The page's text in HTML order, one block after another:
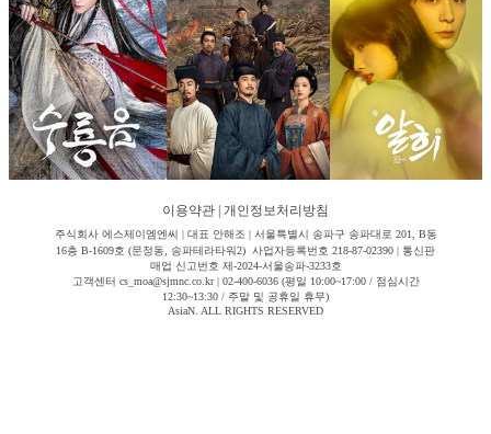
이용약관 개인정보처리방침
주식회사 에스제이엠엔씨 | 대표 안해조 | 서울특별시 송파구 송파대로 201, B동
16층 B-1609호 (문정동, 송파테라타워2) 사업자등록번호 218-87-02390 | 통신판
매업 신고번호 제-2024-서울송파-3233호
고객센터 cs_moa@sjmnc.co.kr | 02-400-6036 (평일 10:00~17:00 / 점심시간
12:30~13:30 / 주말 및 공휴일 휴무)
AsiaN. ALL RIGHTS RESERVED